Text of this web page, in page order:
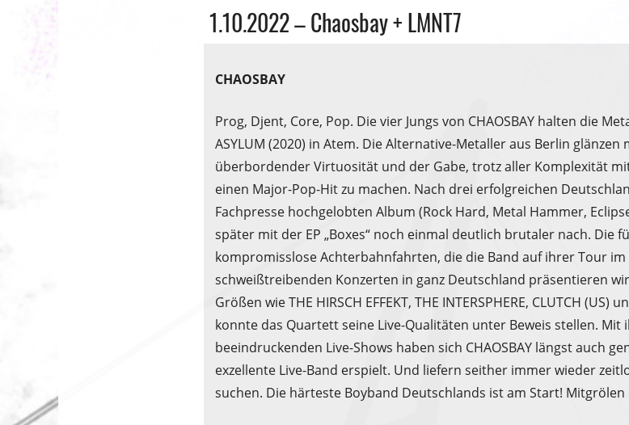
Allgemein
1.10.2022 – Chaosbay + LMNT7
CHAOSBAY
Prog, Djent, Core, Pop. Die vier Jungs von CHAOSBAY halten die
ASYLUM (2020) in Atem. Die Alternative-Metaller aus Berlin
überbordender Virtuosität und der Gabe, trotz aller Komplexität
einen Major-Pop-Hit zu machen. Nach drei erfolgreichen
Fachpresse hochgelobten Album (Rock Hard, Metal Hammer,
später mit der EP „Boxes“ noch einmal deutlich brutaler nach. Die
kompromisslose Achterbahnfahrten, die die Band auf ihrer Tour im
schweißtreibenden Konzerten in ganz Deutschland präsentieren
Größen wie THE HIRSCH EFFEKT, THE INTERSPHERE, CLUTCH (US)
konnte das Quartett seine Live-Qualitäten unter Beweis stellen. Mit
beeindruckenden Live-Shows haben sich CHAOSBAY längst auch
exzellente Live-Band erspielt. Und liefern seither immer wieder
suchen. Die härteste Boyband Deutschlands ist am Start!